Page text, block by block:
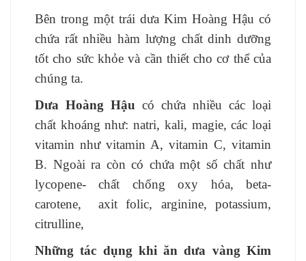
Bên trong một trái dưa Kim Hoàng Hậu có
chứa rất nhiều hàm lượng chất dinh dưỡng
tốt cho sức khỏe và cần thiết cho cơ thể của
chúng ta.
Dưa Hoàng Hậu có chứa nhiều các loại
chất khoáng như: natri, kali, magie, các loại
vitamin như vitamin A, vitamin C, vitamin
B. Ngoài ra còn có chứa một số chất như
lycopene- chất chống oxy hóa, beta-
carotene, axit folic, arginine, potassium,
citrulline,
Những tác dụng khi ăn dưa vàng Kim